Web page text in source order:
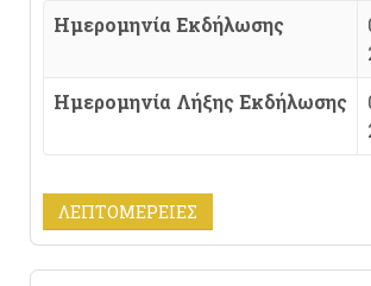
Ημερομηνία Εκδήλωσης
Ημερομηνία Λήξης Εκδήλωσης
ΛΕΠΤΟΜΈΡΕΙΕΣ